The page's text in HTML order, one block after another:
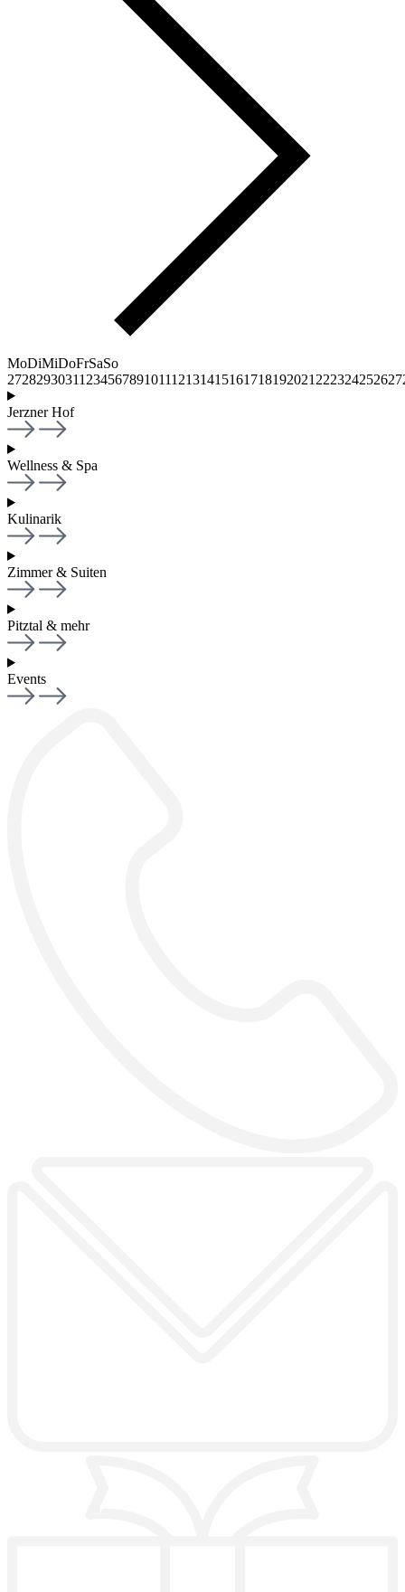
MoDiMiDoFrSaSo
27282930311 23456789101112131415161718192021 222324252627
Jerzner Hof
Wellness & Spa
Kulinarik
Zimmer & Suiten
Pitztal & mehr
Events